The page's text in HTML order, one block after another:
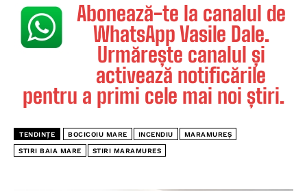
Abonează-te la canalul de
WhatsApp Vasile Dale.
Urmărește canalul și
activează notificările
pentru a primi cele mai noi știri.
TENDINȚE BOCICOIU MARE INCENDIU MARAMUREȘ
STIRI BAIA MARE STIRI MARAMURES